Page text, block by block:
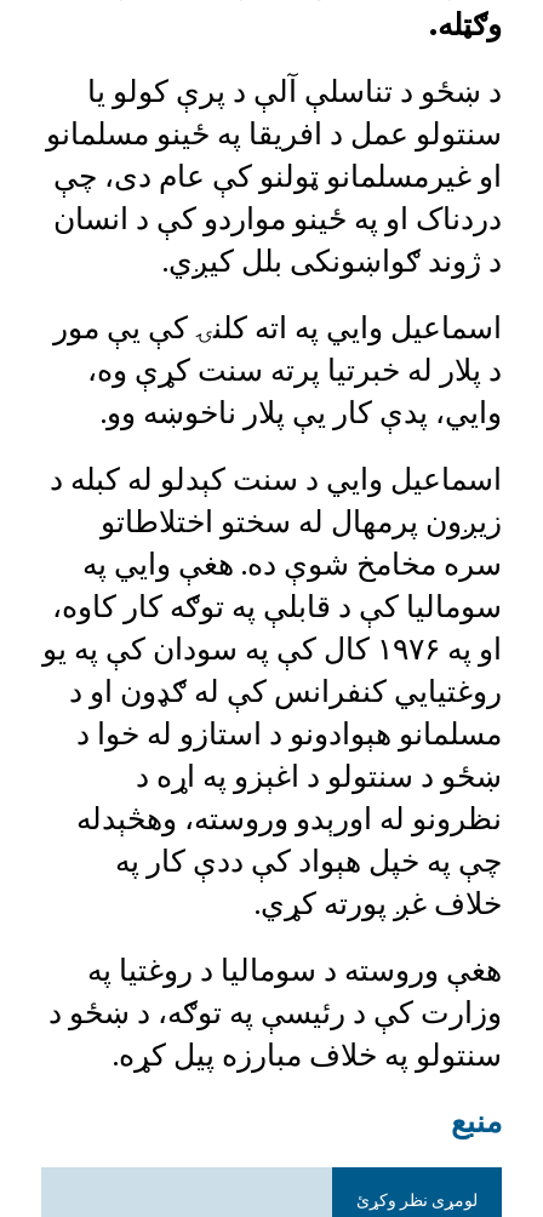
وګټله.
د ښځو د تناسلې آلې د پرې کولو یا
سنتولو عمل د افریقا په ځینو مسلمانو
او غیرمسلمانو ټولنو کې عام دی، چې
دردناک او په ځینو مواردو کې د انسان
د ژوند ګواښونکی بلل کیږي.
اسماعیل وايي په اته کلنۍ کې یې مور
د پلار له خبرتیا پرته سنت کړې وه،
وايي، پدې کار یې پلار ناخوښه وو.
اسماعیل وايي د سنت کېدلو له کبله د
زیږون پرمهال له سختو اختلاطاتو
سره مخامخ شوې ده. هغې وايي په
سومالیا کې د قابلې په توګه کار کاوه،
او په ۱۹۷۶ کال کې په سودان کې په یو
روغتیايي کنفرانس کې له ګډون او د
مسلمانو هېوادونو د استازو له خوا د
ښځو د سنتولو د اغېزو په اړه د
نظرونو له اورېدو وروسته، وهڅېدله
چې په خپل هېواد کې ددې کار په
خلاف غږ پورته کړي.
هغې وروسته د سومالیا د روغتیا په
وزارت کې د رئیسې په توګه، د ښځو د
سنتولو په خلاف مبارزه پیل کړه.
منبع
لومړی نظر وکړئ